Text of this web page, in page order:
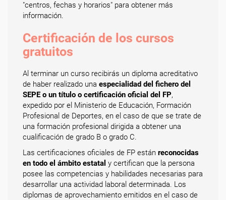
"centros, fechas y horarios" para obtener más
información.
Certificación de los cursos
gratuitos
Al terminar un curso recibirás un diploma acreditativo
de haber realizado una especialidad del fichero del
SEPE o un título o certificación oficial del FP,
expedido por el Ministerio de Educación, Formación
Profesional de Deportes, en el caso de que se trate de
una formación profesional dirigida a obtener una
cualificación de grado B o grado C.
Las certificaciones oficiales de FP están reconocidas
en todo el ámbito estatal y certifican que la persona
posee las competencias y habilidades necesarias para
desarrollar una actividad laboral determinada. Los
diplomas de aprovechamiento emitidos en el caso de